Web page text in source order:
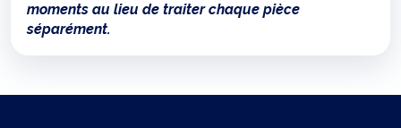
moments au lieu de traiter chaque pièce
séparément.